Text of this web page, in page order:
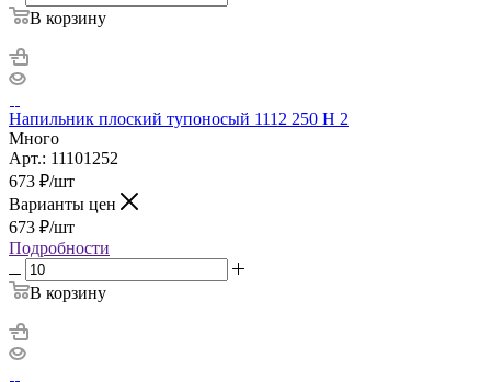
В корзину
Напильник плоский тупоносый 1112 250 Н 2
Много
Арт.: 11101252
673 ₽/шт
Варианты цен
673 ₽/шт
Подробности
В корзину